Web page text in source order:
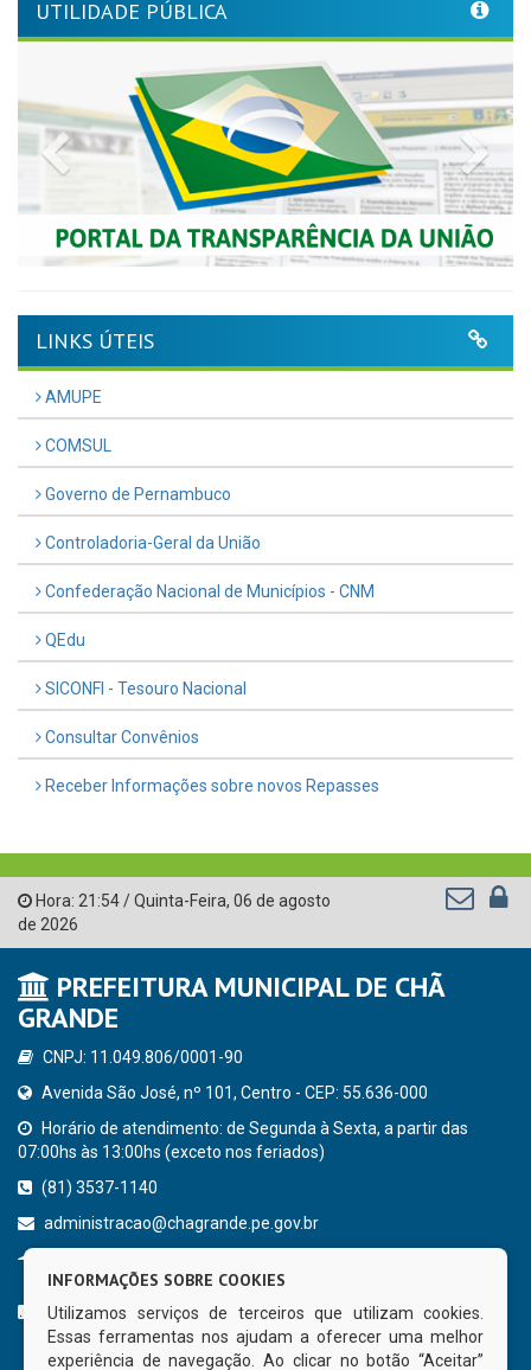
UTILIDADE PÚBLICA
Previous
LINKS ÚTEIS
AMUPE
COMSUL
Governo de Pernambuco
Controladoria-Geral da União
Confederação Nacional de Municípios - CNM
QEdu
SICONFI - Tesouro Nacional
Consultar Convênios
Receber Informações sobre novos Repasses
Hora: 21:54/Quinta-Feira, 06 de agosto
de 2026
PREFEITURA MUNICIPAL DE CHÃ
GRANDE
CNPJ: 11.049.806/0001-90
Avenida São José, nº 101, Centro - CEP: 55.636-000
Horário de atendimento: de Segunda à Sexta, a partir das
07:00hs às 13:00hs (exceto nos feriados)
(81) 3537-1140
administracao@chagrande.pe.gov.br
CURTA NOSSA FAN PAGE
INFORMAÇÕES SOBRE COOKIES
Utilizamos serviços de terceiros que utilizam cookies.
Essas ferramentas nos ajudam a oferecer uma melhor
experiência de navegação. Ao clicar no botão “Aceitar”